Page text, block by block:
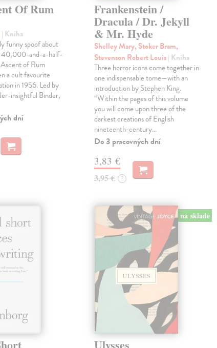
Of Rum
| Kniha
funny spoof about
40,000-and-a-half-
of Rum
a cult favourite
in 1956. Led by
insightful Binder,
dní
Frankenstein /
Dracula / Dr. Jekyll
& Mr. Hyde
Shelley Mary, Stoker Bram,
Stevenson Robert Louis| Kniha
Three horror icons come together in
one indispensable tome—with an
introduction by Stephen King.
“Within the pages of this volume
you will come upon three of the
darkest creations of English
nineteenth-century…
Do 3 pracovných dní
3,83 €
3,95 € ?
na sklade